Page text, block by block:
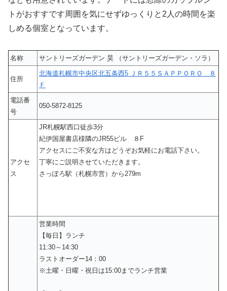
トがおすすです周囲を気にせずゆっくりと2人の時間を楽
しめる個室となっています。
名称 サントリーズガーデン 昊 （サントリーズガーデン・ソラ）
住所
北海道札幌市中央区北五条西5 ＪＲ５５ＳＡＰＰＯＲＯ ８
Ｆ
電話番
号
050-5872-8125
アクセ
ス
JR札幌駅西口徒歩3分
紀伊国屋書店様隣のJR55ビル ８F
アクセスにご不安な方はどうぞお気軽にお電話下さい。
丁寧にご説明させていただきます。
さっぽろ駅（札幌市営）から279m
営業時間
【毎日】ランチ
11:30～14:30
ラストオーダー14：00
※土曜・日曜・祝日は15:00までランチ営業